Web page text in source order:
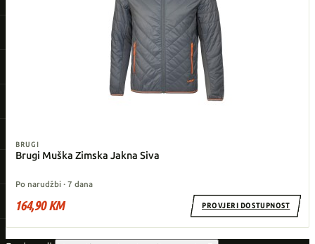
BRUGI
Brugi Muška Zimska Jakna Siva
Po narudžbi · 7 dana
164,90 KM PROVJERI DOSTUPNOST